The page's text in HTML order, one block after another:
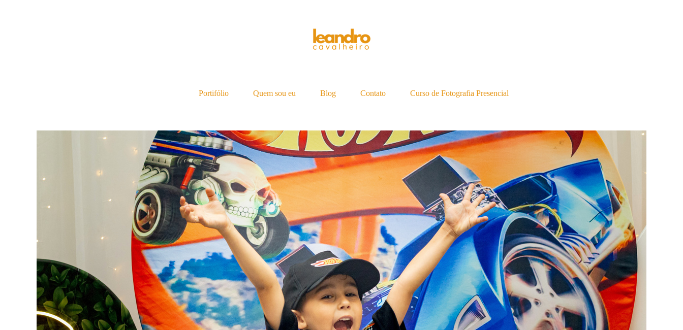
Portifólio Quem sou eu Blog Contato Curso de Fotografia Presencial